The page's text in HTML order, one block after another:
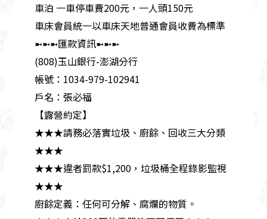
車泊 一車停車費200元，一人頭150元
車床會員統一以車床天地普通會員收費為標準
➼➼➼匯款資訊➼➼➼
(808)玉山銀行-澎湖分行
帳號：1034-979-102941
戶名：張必福
【露營約定】
★★★請務必落實垃圾、廚餘、回收三大分類
★★★
★★★違者罰款$1,200，垃圾桶全程錄影監視
★★★
廚餘定義：任何可分解、腐爛的物質。